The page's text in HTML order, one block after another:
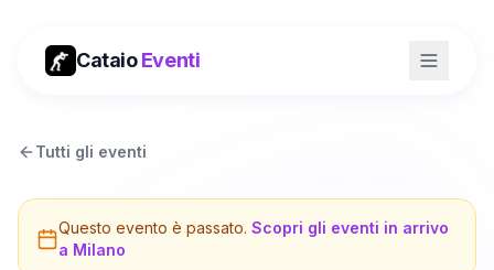
CataioEventi
Tutti gli eventi
Questo evento è passato. Scopri gli eventi in arrivo
a Milano